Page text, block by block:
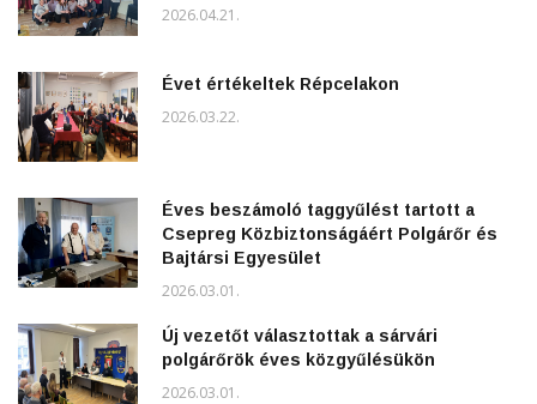
2026.04.21.
Évet értékeltek Répcelakon
2026.03.22.
Éves beszámoló taggyűlést tartott a
Csepreg Közbiztonságáért Polgárőr és
Bajtársi Egyesület
2026.03.01.
Új vezetőt választottak a sárvári
polgárőrök éves közgyűlésükön
2026.03.01.